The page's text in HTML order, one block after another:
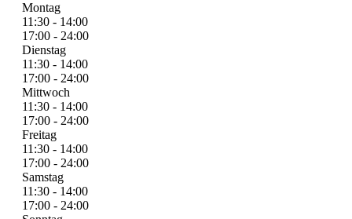
Montag
11:30 - 14:00
17:00 - 24:00
Dienstag
11:30 - 14:00
17:00 - 24:00
Mittwoch
11:30 - 14:00
17:00 - 24:00
Freitag
11:30 - 14:00
17:00 - 24:00
Samstag
11:30 - 14:00
17:00 - 24:00